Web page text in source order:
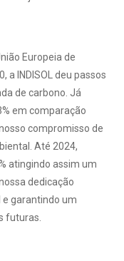
Europeia de
a INDISOL deu passos
de carbono. Já
em comparação
compromisso de
Até 2024,
atingindo assim um
dedicação
garantindo um
futuras.